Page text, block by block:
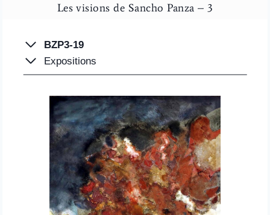
Les visions de Sancho Panza – 3
BZP3-19
Expositions